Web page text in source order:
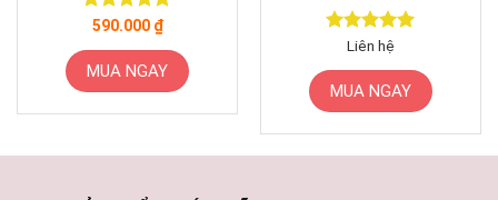
Được xếp
590.000 ₫
MUA NGAY
Được xếp
sao
Liên hệ
MUA NGAY